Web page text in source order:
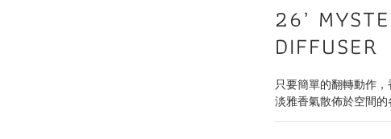
26’
DIFFUSER
只要簡單的翻轉動作
淡雅香氣散佈於空間的